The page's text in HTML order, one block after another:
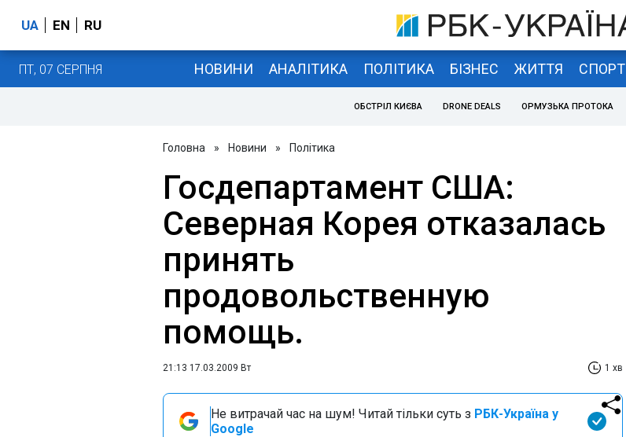
UA EN RU
ПТ, 07 СЕРПНЯ НОВИНИ АНАЛІТИКА ПОЛІТИКА БІЗНЕС ЖИТТЯ СПОРТ
ОБСТРІЛ КИЄВА DRONE DEALS ОРМУЗЬКА ПРОТОКА
Головна » Новини » Політика
Госдепартамент США:
Северная Корея отказалась
принять
продовольственную
помощь.
21:13 17.03.2009 Вт 1 хв
Не витрачай час на шум! Читай тільки суть з РБК-Україна у
Google